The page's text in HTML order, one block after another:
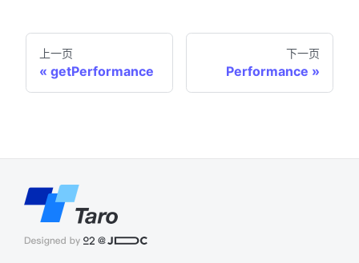
上一页
getPerformance
下一页
Performance